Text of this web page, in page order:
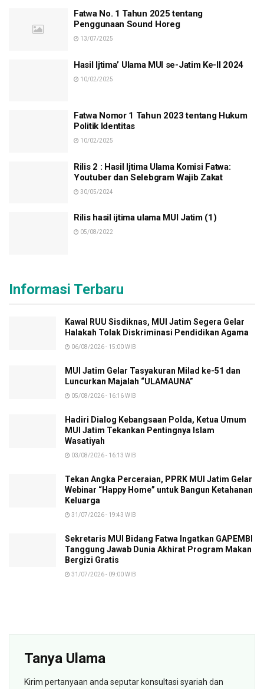
Fatwa No. 1 Tahun 2025 tentang
Penggunaan Sound Horeg
13/07/2025
Hasil Ijtima’ Ulama MUI se-Jatim Ke-II 2024
10/02/2025
Fatwa Nomor 1 Tahun 2023 tentang Hukum
Politik Identitas
10/02/2025
Rilis 2 : Hasil Ijtima Ulama Komisi Fatwa:
Youtuber dan Selebgram Wajib Zakat
30/05/2024
Rilis hasil ijtima ulama MUI Jatim (1)
05/08/2022
Informasi Terbaru
Kawal RUU Sisdiknas, MUI Jatim Segera Gelar
Halakah Tolak Diskriminasi Pendidikan Agama
06/08/2026 - 15:00 WIB
MUI Jatim Gelar Tasyakuran Milad ke-51 dan
Luncurkan Majalah “ULAMAUNA”
05/08/2026 - 16:16 WIB
Hadiri Dialog Kebangsaan Polda, Ketua Umum
MUI Jatim Tekankan Pentingnya Islam
Wasatiyah
03/08/2026 - 16:13 WIB
Tekan Angka Perceraian, PPRK MUI Jatim Gelar
Webinar “Happy Home” untuk Bangun Ketahanan
Keluarga
31/07/2026 - 19:43 WIB
Sekretaris MUI Bidang Fatwa Ingatkan GAPEMBI
Tanggung Jawab Dunia Akhirat Program Makan
Bergizi Gratis
31/07/2026 - 09:00 WIB
Tanya Ulama
Kirim pertanyaan anda seputar konsultasi syariah dan